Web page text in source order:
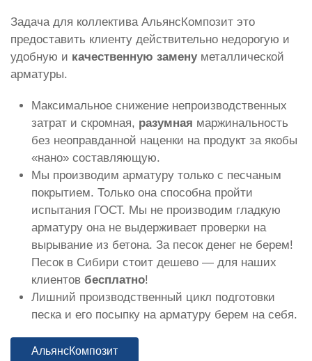
Задача для коллектива АльянсКомпозит это
предоставить клиенту действительно недорогую и
удобную и качественную заменуметаллической
арматуры.
Максимальное снижение непроизводственных
затрат и скромная, разумная маржинальность
без неоправданной наценки на продукт за якобы
«нано» составляющую.
Мы производим арматуру только с песчаным
покрытием. Только она способна пройти
испытания ГОСТ. Мы не производим гладкую
арматуру она не выдерживает проверки на
вырывание из бетона. За песок денег не берем!
Песок в Сибири стоит дешево — для наших
клиентов бесплатно!
Лишний производственный цикл подготовки
песка и его посыпку на арматуру берем на себя.
АльянсКомпозит